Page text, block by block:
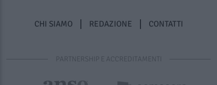
CHI SIAMO REDAZIONE CONTATTI
PARTNERSHIP E ACCREDITAMENTI